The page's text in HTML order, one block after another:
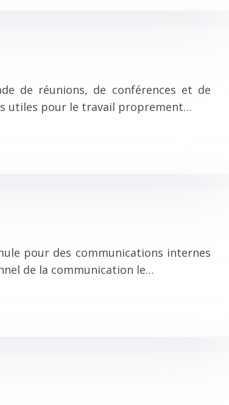
de réunions, de conférences et de
utiles pour le travail proprement…
pour des communications internes
de la communication le…